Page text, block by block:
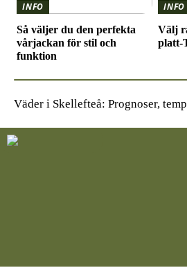
INFO
Så väljer du den perfekta
vårjackan för stil och
funktion
INFO
Välj
platt-
Väder i Skellefteå: Prognoser,